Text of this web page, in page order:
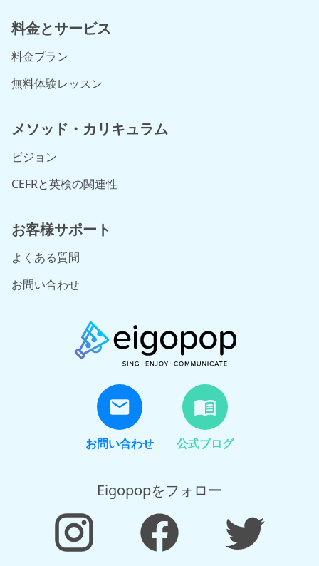
料金とサービス
料金プラン
無料体験レッスン
メソッド・カリキュラム
ビジョン
CEFRと英検の関連性
お客様サポート
よくある質問
お問い合わせ
お問い合わせ 公式ブログ
Eigopopをフォロー